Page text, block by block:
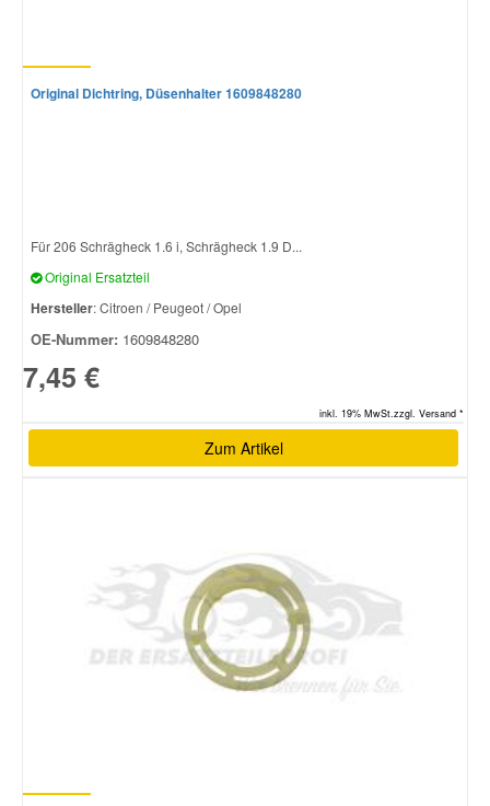
Original Dichtring, Düsenhalter 1609848280
Für 206 Schrägheck 1.6 i, Schrägheck 1.9 D...
Original Ersatzteil
Hersteller: Citroen / Peugeot / Opel
OE-Nummer: 1609848280
7,45 €
inkl. 19% MwSt.zzgl. Versand *
Zum Artikel